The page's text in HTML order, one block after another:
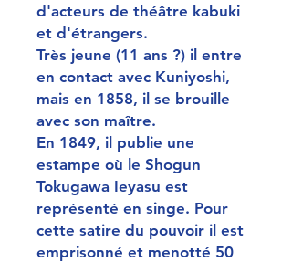
d'acteurs de théâtre kabuki
et d'étrangers.
Très jeune (11 ans ?) il entre
en contact avec Kuniyoshi,
mais en 1858, il se brouille
avec son maître.
En 1849, il publie une
estampe où le Shogun
Tokugawa Ieyasu est
représenté en singe. Pour
cette satire du pouvoir il est
emprisonné et menotté 50